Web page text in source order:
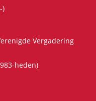
)
Vergadering
heden)